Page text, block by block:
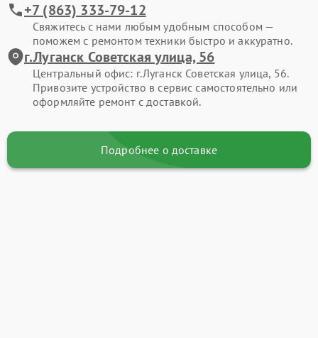
+7 (863) 333-79-12
Свяжитесь с нами любым удобным способом —
поможем с ремонтом техники быстро и аккуратно.
г.Луганск Советская улица, 56
Центральный офис: г.Луганск Советская улица, 56.
Привозите устройство в сервис самостоятельно или
оформляйте ремонт с доставкой.
Подробнее о доставке